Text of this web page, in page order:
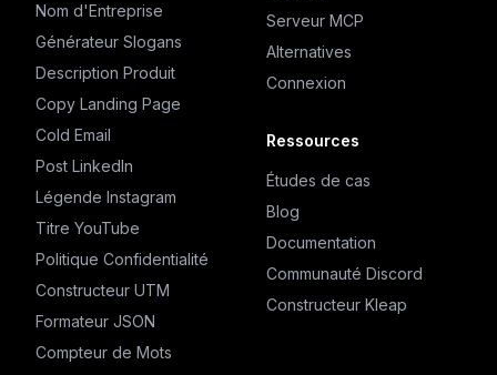
Nom d'Entreprise
Générateur Slogans
Description Produit
Copy Landing Page
Cold Email
Post LinkedIn
Légende Instagram
Titre YouTube
Politique Confidentialité
Constructeur UTM
Formateur JSON
Compteur de Mots
Serveur MCP
Alternatives
Connexion
Ressources
Études de cas
Blog
Documentation
Communauté Discord
Constructeur Kleap